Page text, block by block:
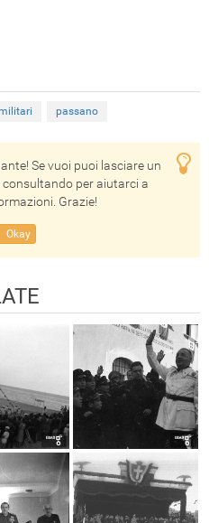
passano
Se vuoi puoi lasciare un
per aiutarci a
Grazie!
Okay